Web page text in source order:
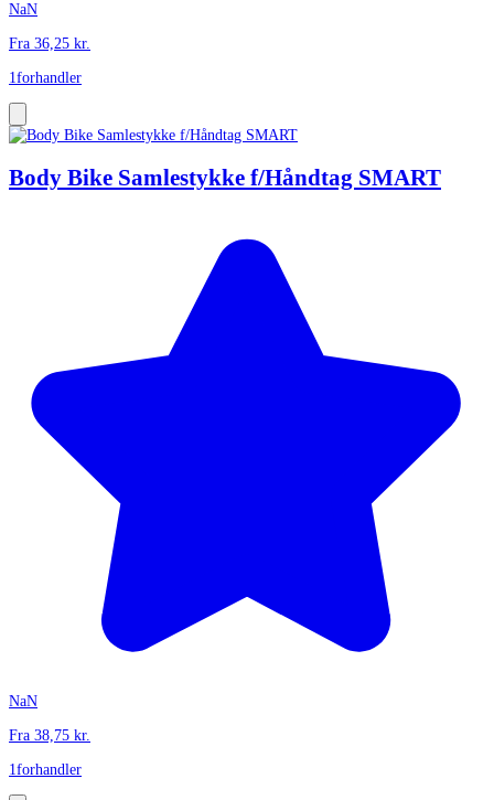
NaN
Fra 36,25 kr.
1forhandler
Body Bike Samlestykke f/Håndtag SMART
NaN
Fra 38,75 kr.
1forhandler